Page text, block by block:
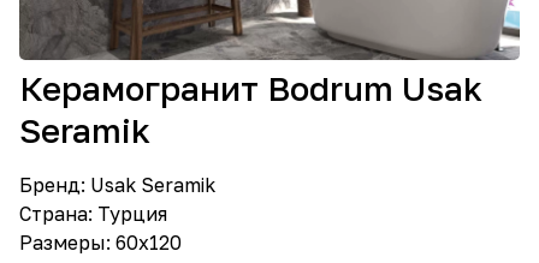
Керамогранит Bodrum Usak
Seramik
Бренд: Usak Seramik
Страна: Турция
Размеры: 60х120